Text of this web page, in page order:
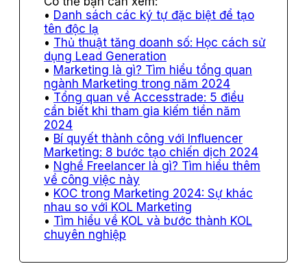
Danh sách các ký tự đặc biệt để tạo
tên độc lạ
Thủ thuật tăng doanh số: Học cách sử
dụng Lead Generation
Marketing là gì? Tìm hiểu tổng quan
ngành Marketing trong năm 2024
Tổng quan về Accesstrade: 5 điều
cần biết khi tham gia kiếm tiền năm
2024
Bí quyết thành công với Influencer
Marketing: 8 bước tạo chiến dịch 2024
Nghề Freelancer là gì? Tìm hiểu thêm
về công việc này
KOC trong Marketing 2024: Sự khác
nhau so với KOL Marketing
Tìm hiểu về KOL và bước thành KOL
chuyên nghiệp